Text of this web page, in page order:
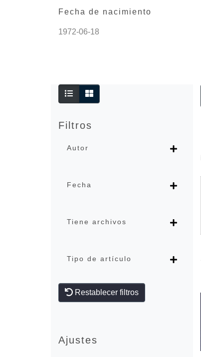
Fecha de nacimiento
1972-06-18
Filtros
Autor
Fecha
Tiene archivos
Tipo de artículo
Restablecer filtros
Ajustes